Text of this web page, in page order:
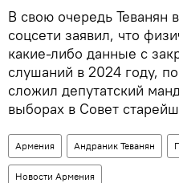
В свою очередь Теванян
соцсети заявил, что
какие-либо данные с
слушаний в 2024 году,
сложил депутатский
выборах в Совет
Армения Андраник Теванян
Новости Армения